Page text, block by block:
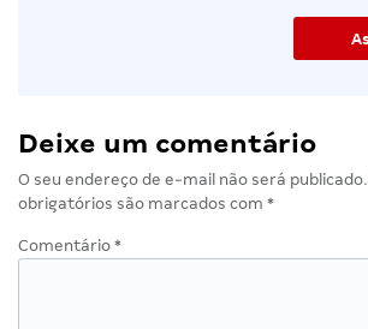
Deixe um comentário
O seu endereço de e-mail não será publicado.
obrigatórios são marcados com *
Comentário *